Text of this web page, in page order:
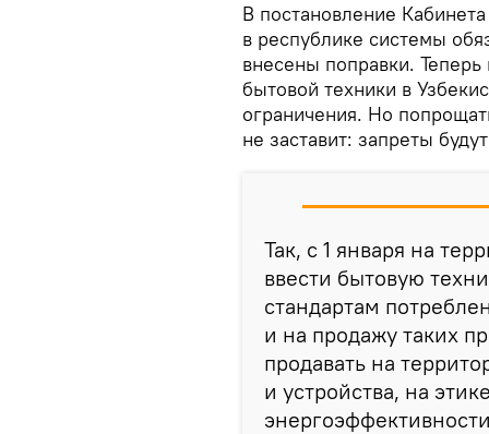
В постановление
в республике системы
внесены поправки.
бытовой техники в
ограничения. Но
не заставит: запреты
Так, с 1 января на
ввести бытовую
стандартам
и на продажу таких
продавать на
и устройства, на